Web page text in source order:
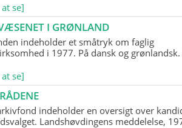
se]
I GRØNLAND
indeholder et småtryk om faglig
i 1977. På dansk og grønlandsk.
se]
indeholder en oversigt over
Landshøvdingens meddelelse,